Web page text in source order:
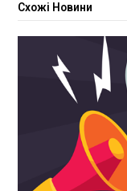
Схожі Новини